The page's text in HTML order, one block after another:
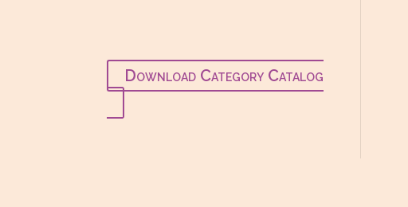
Download Category Catalog